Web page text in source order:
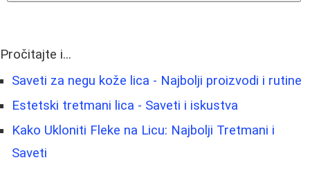
Pročitajte i...
Saveti za negu kože lica - Najbolji proizvodi i rutine
Estetski tretmani lica - Saveti i iskustva
Kako Ukloniti Fleke na Licu: Najbolji Tretmani i
Saveti